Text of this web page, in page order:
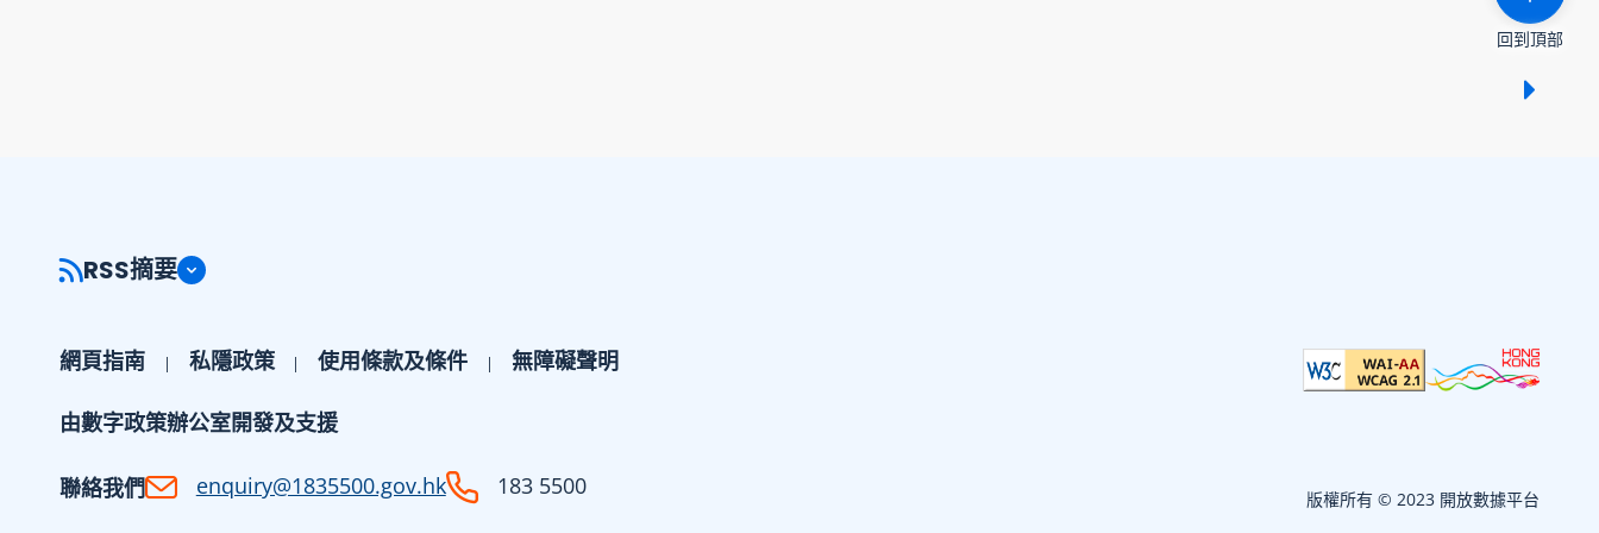
回到頂部
RSS摘要
網頁指南 私隱政策 使用條款及條件 無障礙聲明
由數字政策辦公室開發及支援
聯絡我們 enquiry@1835500.gov.hk 183 5500 版權所有 © 2023 開放數據平台